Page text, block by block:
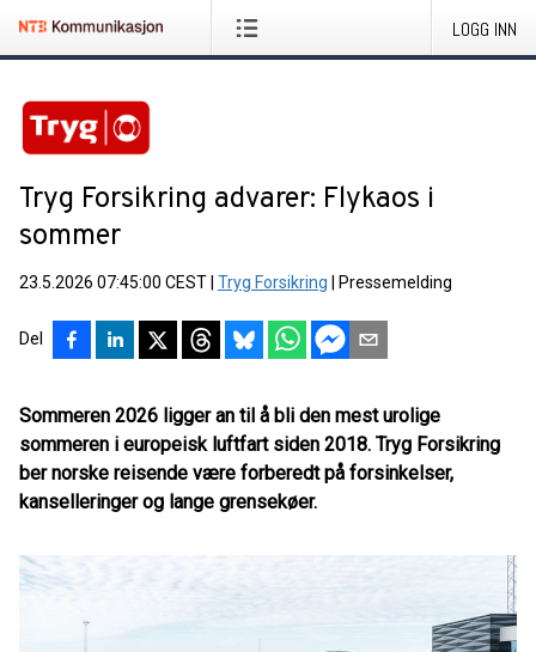
LOGG INN
Tryg Forsikring advarer: Flykaos i
sommer
23.5.2026 07:45:00 CEST Tryg Forsikring Pressemelding
Del
Sommeren 2026 ligger an til å bli den mest urolige
sommeren i europeisk luftfart siden 2018. Tryg Forsikring
ber norske reisende være forberedt på forsinkelser,
kanselleringer og lange grensekøer.